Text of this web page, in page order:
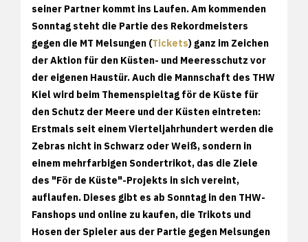
seiner Partner kommt ins Laufen. Am kommenden
Sonntag steht die Partie des Rekordmeisters
gegen die MT Melsungen (Tickets) ganz im Zeichen
der Aktion für den Küsten- und Meeresschutz vor
der eigenen Haustür. Auch die Mannschaft des THW
Kiel wird beim Themenspieltag för de Küste für
den Schutz der Meere und der Küsten eintreten:
Erstmals seit einem Vierteljahrhundert werden die
Zebras nicht in Schwarz oder Weiß, sondern in
einem mehrfarbigen Sondertrikot, das die Ziele
des "För de Küste"-Projekts in sich vereint,
auflaufen. Dieses gibt es ab Sonntag in den THW-
Fanshops und online zu kaufen, die Trikots und
Hosen der Spieler aus der Partie gegen Melsungen